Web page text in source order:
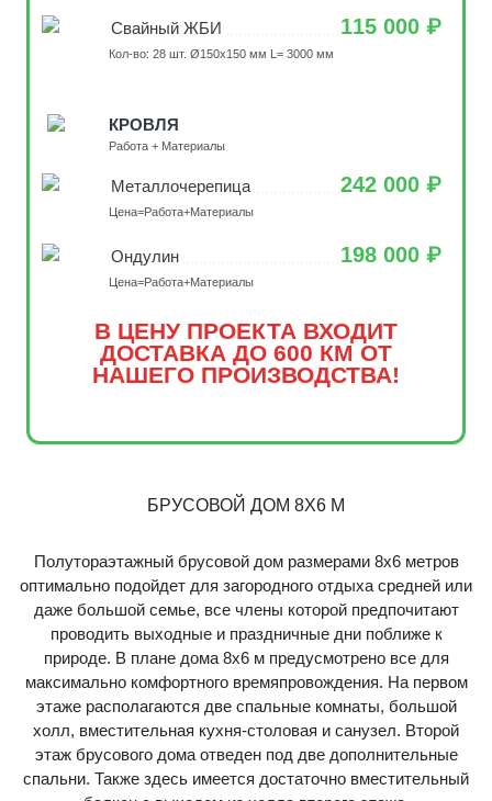
Свайный ЖБИ 115 000 ₽
Кол-во: 28 шт. Ø150х150 мм L= 3000 мм
КРОВЛЯ
Работа + Материалы
Металлочерепица 242 000 ₽
Цена=Работа+Материалы
Ондулин 198 000 ₽
Цена=Работа+Материалы
В ЦЕНУ ПРОЕКТА ВХОДИТ
ДОСТАВКА ДО 600 КМ ОТ
НАШЕГО ПРОИЗВОДСТВА!
БРУСОВОЙ ДОМ 8Х6 М
Полутораэтажный брусовой дом размерами 8х6 метров
оптимально подойдет для загородного отдыха средней или
даже большой семье, все члены которой предпочитают
проводить выходные и праздничные дни поближе к
природе. В плане дома 8х6 м предусмотрено все для
максимально комфортного времяпровождения. На первом
этаже располагаются две спальные комнаты, большой
холл, вместительная кухня-столовая и санузел. Второй
этаж брусового дома отведен под две дополнительные
спальни. Также здесь имеется достаточно вместительный